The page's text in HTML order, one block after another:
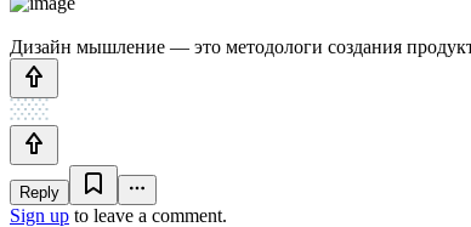
Дизайн мышление — это методологи создания
Reply
Sign up to leave a comment.